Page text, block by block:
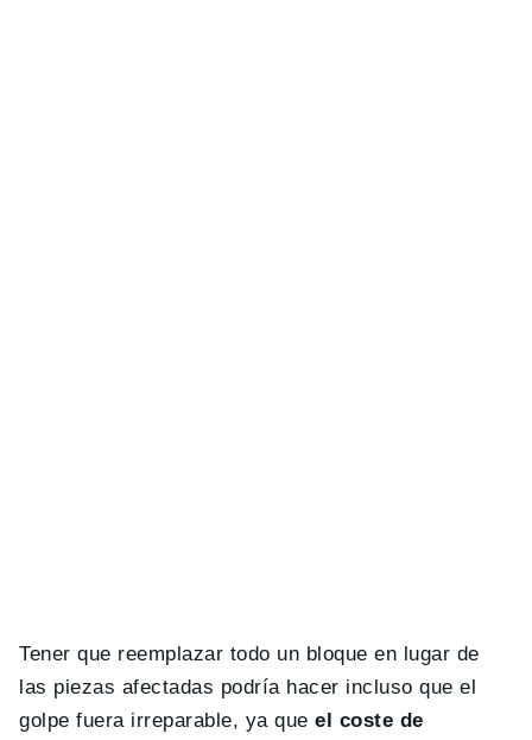
Tener que reemplazar todo un bloque en lugar de
las piezas afectadas podría hacer incluso que el
golpe fuera irreparable, ya queel coste de